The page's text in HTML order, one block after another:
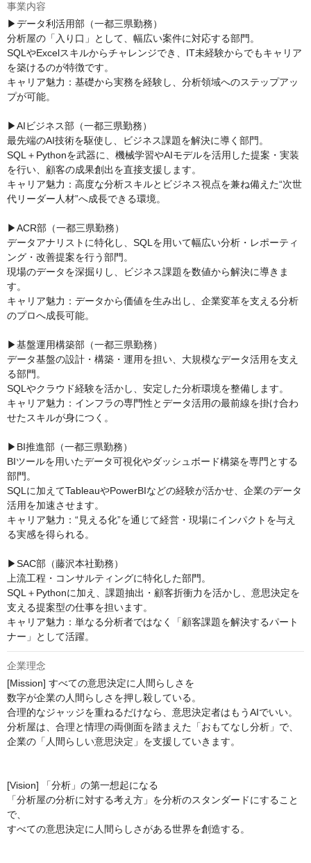
事業内容
▶データ利活用部（一都三県勤務）
分析屋の「入り口」として、幅広い案件に対応する部門。
SQLやExcelスキルからチャレンジでき、IT未経験からでもキャリア
を築けるのが特徴です。
キャリア魅力：基礎から実務を経験し、分析領域へのステップアッ
プが可能。
▶AIビジネス部（一都三県勤務）
最先端のAI技術を駆使し、ビジネス課題を解決に導く部門。
SQL＋Pythonを武器に、機械学習やAIモデルを活用した提案・実装
を行い、顧客の成果創出を直接支援します。
キャリア魅力：高度な分析スキルとビジネス視点を兼ね備えた“次世
代リーダー人材”へ成長できる環境。
▶ACR部（一都三県勤務）
データアナリストに特化し、SQLを用いて幅広い分析・レポーティ
ング・改善提案を行う部門。
現場のデータを深掘りし、ビジネス課題を数値から解決に導きま
す。
キャリア魅力：データから価値を生み出し、企業変革を支える分析
のプロへ成長可能。
▶基盤運用構築部（一都三県勤務）
データ基盤の設計・構築・運用を担い、大規模なデータ活用を支え
る部門。
SQLやクラウド経験を活かし、安定した分析環境を整備します。
キャリア魅力：インフラの専門性とデータ活用の最前線を掛け合わ
せたスキルが身につく。
▶BI推進部（一都三県勤務）
BIツールを用いたデータ可視化やダッシュボード構築を専門とする
部門。
SQLに加えてTableauやPowerBIなどの経験が活かせ、企業のデータ
活用を加速させます。
キャリア魅力：“見える化”を通じて経営・現場にインパクトを与え
る実感を得られる。
▶SAC部（藤沢本社勤務）
上流工程・コンサルティングに特化した部門。
SQL＋Pythonに加え、課題抽出・顧客折衝力を活かし、意思決定を
支える提案型の仕事を担います。
キャリア魅力：単なる分析者ではなく「顧客課題を解決するパート
ナー」として活躍。
企業理念
[Mission] すべての意思決定に人間らしさを
数字が企業の人間らしさを押し殺している。
合理的なジャッジを重ねるだけなら、意思決定者はもうAIでいい。
分析屋は、合理と情理の両側面を踏まえた「おもてなし分析」で、
企業の「人間らしい意思決定」を支援していきます。
[Vision] 「分析」の第一想起になる
「分析屋の分析に対する考え方」を分析のスタンダードにすること
で、
すべての意思決定に人間らしさがある世界を創造する。